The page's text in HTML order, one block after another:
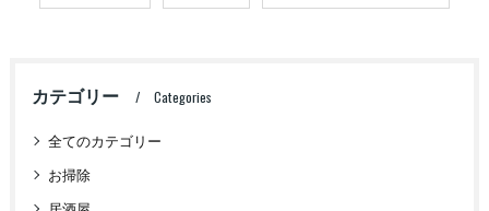
カテゴリー Categories
全てのカテゴリー
お掃除